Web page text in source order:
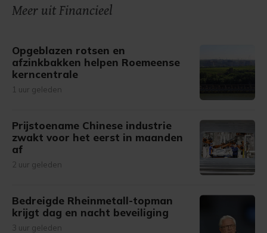
Meer uit Financieel
Opgeblazen rotsen en
afzinkbakken helpen Roemeense
kerncentrale
1 uur geleden
Prijstoename Chinese industrie
zwakt voor het eerst in maanden
af
2 uur geleden
Bedreigde Rheinmetall-topman
krijgt dag en nacht beveiliging
3 uur geleden